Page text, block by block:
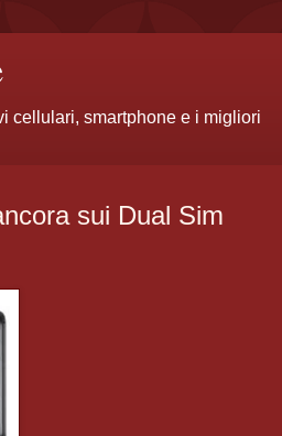
cellulari, smartphone e i migliori
sui Dual Sim